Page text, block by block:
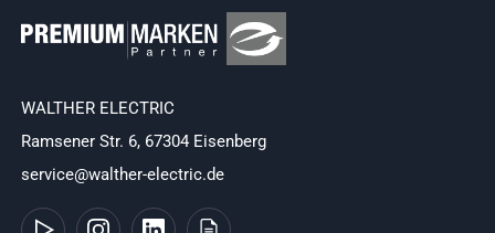
WALTHER ELECTRIC
Ramsener Str. 6, 67304 Eisenberg
service@walther-electric.de